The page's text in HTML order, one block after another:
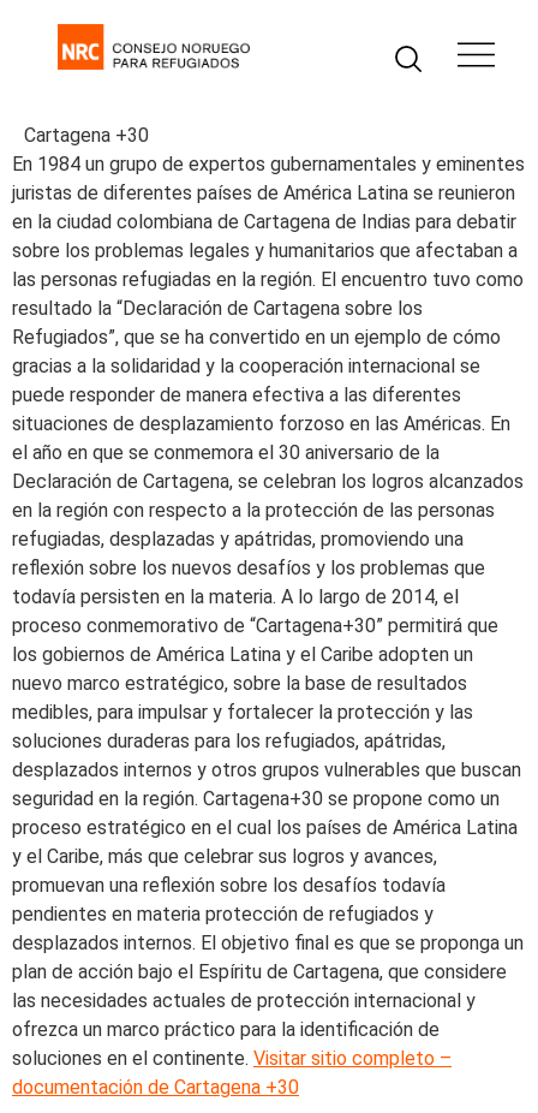
Cartagena +30
En 1984 un grupo de expertos gubernamentales y eminentes
juristas de diferentes países de América Latina se reunieron
en la ciudad colombiana de Cartagena de Indias para debatir
sobre los problemas legales y humanitarios que afectaban a
las personas refugiadas en la región. El encuentro tuvo como
resultado la “Declaración de Cartagena sobre los
Refugiados”, que se ha convertido en un ejemplo de cómo
gracias a la solidaridad y la cooperación internacional se
puede responder de manera efectiva a las diferentes
situaciones de desplazamiento forzoso en las Américas. En
el año en que se conmemora el 30 aniversario de la
Declaración de Cartagena, se celebran los logros alcanzados
en la región con respecto a la protección de las personas
refugiadas, desplazadas y apátridas, promoviendo una
reflexión sobre los nuevos desafíos y los problemas que
todavía persisten en la materia. A lo largo de 2014, el
proceso conmemorativo de “Cartagena+30” permitirá que
los gobiernos de América Latina y el Caribe adopten un
nuevo marco estratégico, sobre la base de resultados
medibles, para impulsar y fortalecer la protección y las
soluciones duraderas para los refugiados, apátridas,
desplazados internos y otros grupos vulnerables que buscan
seguridad en la región. Cartagena+30 se propone como un
proceso estratégico en el cual los países de América Latina
y el Caribe, más que celebrar sus logros y avances,
promuevan una reflexión sobre los desafíos todavía
pendientes en materia protección de refugiados y
desplazados internos. El objetivo final es que se proponga un
plan de acción bajo el Espíritu de Cartagena, que considere
las necesidades actuales de protección internacional y
ofrezca un marco práctico para la identificación de
soluciones en el continente. Visitar sitio completo –
documentación de Cartagena +30